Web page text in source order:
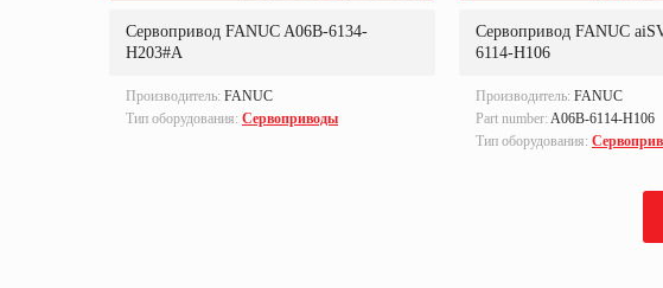
Сервопривод FANUC A06B-6134-
H203#A
Производитель: FANUC
Тип оборудования: Сервоприводы
Сервопривод FANUC
6114-H106
Производитель: FANUC
Part number: A06B-6114-H106
Тип оборудования: